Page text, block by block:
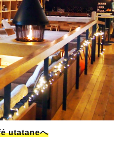
utataneへ